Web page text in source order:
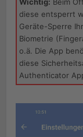
diese entsperrt
Geräte-Sperre
Biometrie
o.ä. Die App
diese
Authenticator